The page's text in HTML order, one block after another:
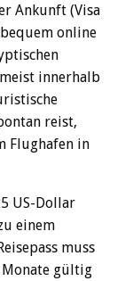
Ankunft (Visa
online
innerhalb
reist,
Flughafen in
US-Dollar
einem
muss
Monate gültig